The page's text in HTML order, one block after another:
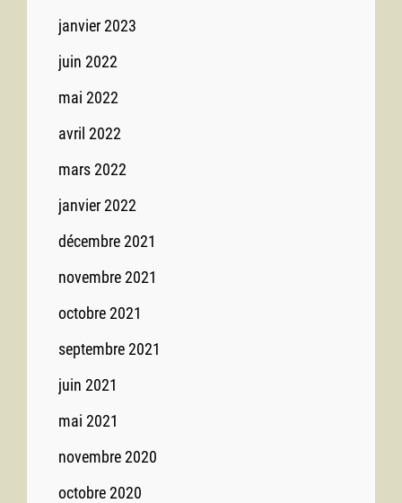
janvier 2023
juin 2022
mai 2022
avril 2022
mars 2022
janvier 2022
décembre 2021
novembre 2021
octobre 2021
septembre 2021
juin 2021
mai 2021
novembre 2020
octobre 2020